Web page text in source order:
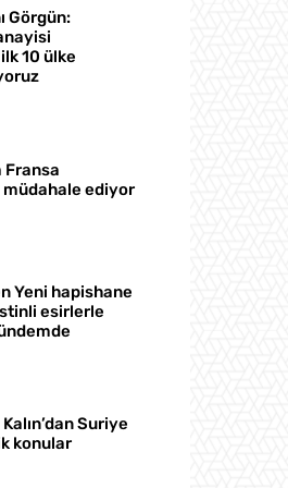
Görgün:
10 ülke
Fransa
ediyor
Yeni hapishane
esirlerle
Suriye
konular